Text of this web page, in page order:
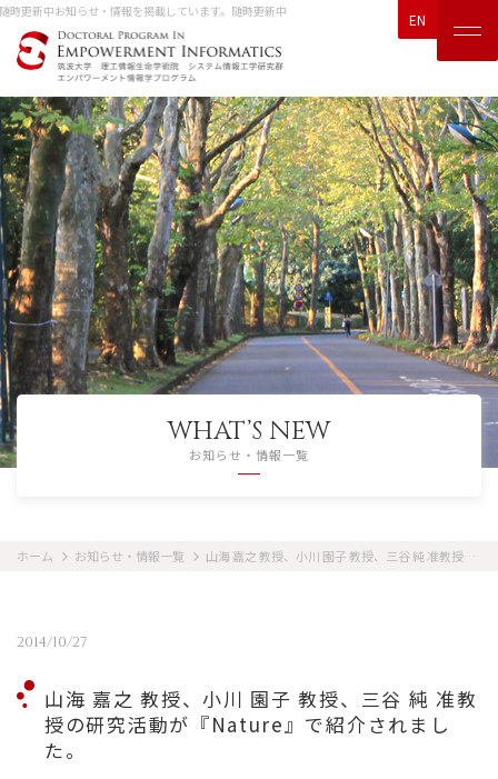
時更新中お知らせ・情報を掲載しています。随時更新中 EN
WHAT’S NEW
お知らせ・情報一覧
ホーム お知らせ・情報一覧 山海 嘉之 教授、小川 園子 教授、三谷 純 准教授の研究活動が『Nature』で紹介されました。
2014/10/27
山海 嘉之 教授、小川 園子 教授、三谷 純 准教
授の研究活動が『Nature』で紹介されまし
た。